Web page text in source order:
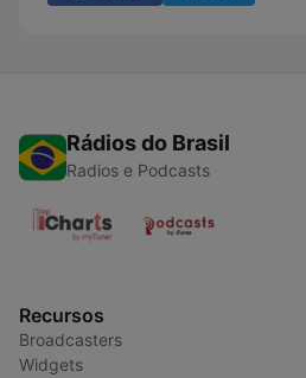
Rádios do Brasil
Radios e Podcasts
Recursos
Broadcasters
Widgets